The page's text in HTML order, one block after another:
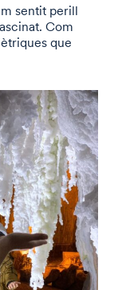
sentit perill
Com
que